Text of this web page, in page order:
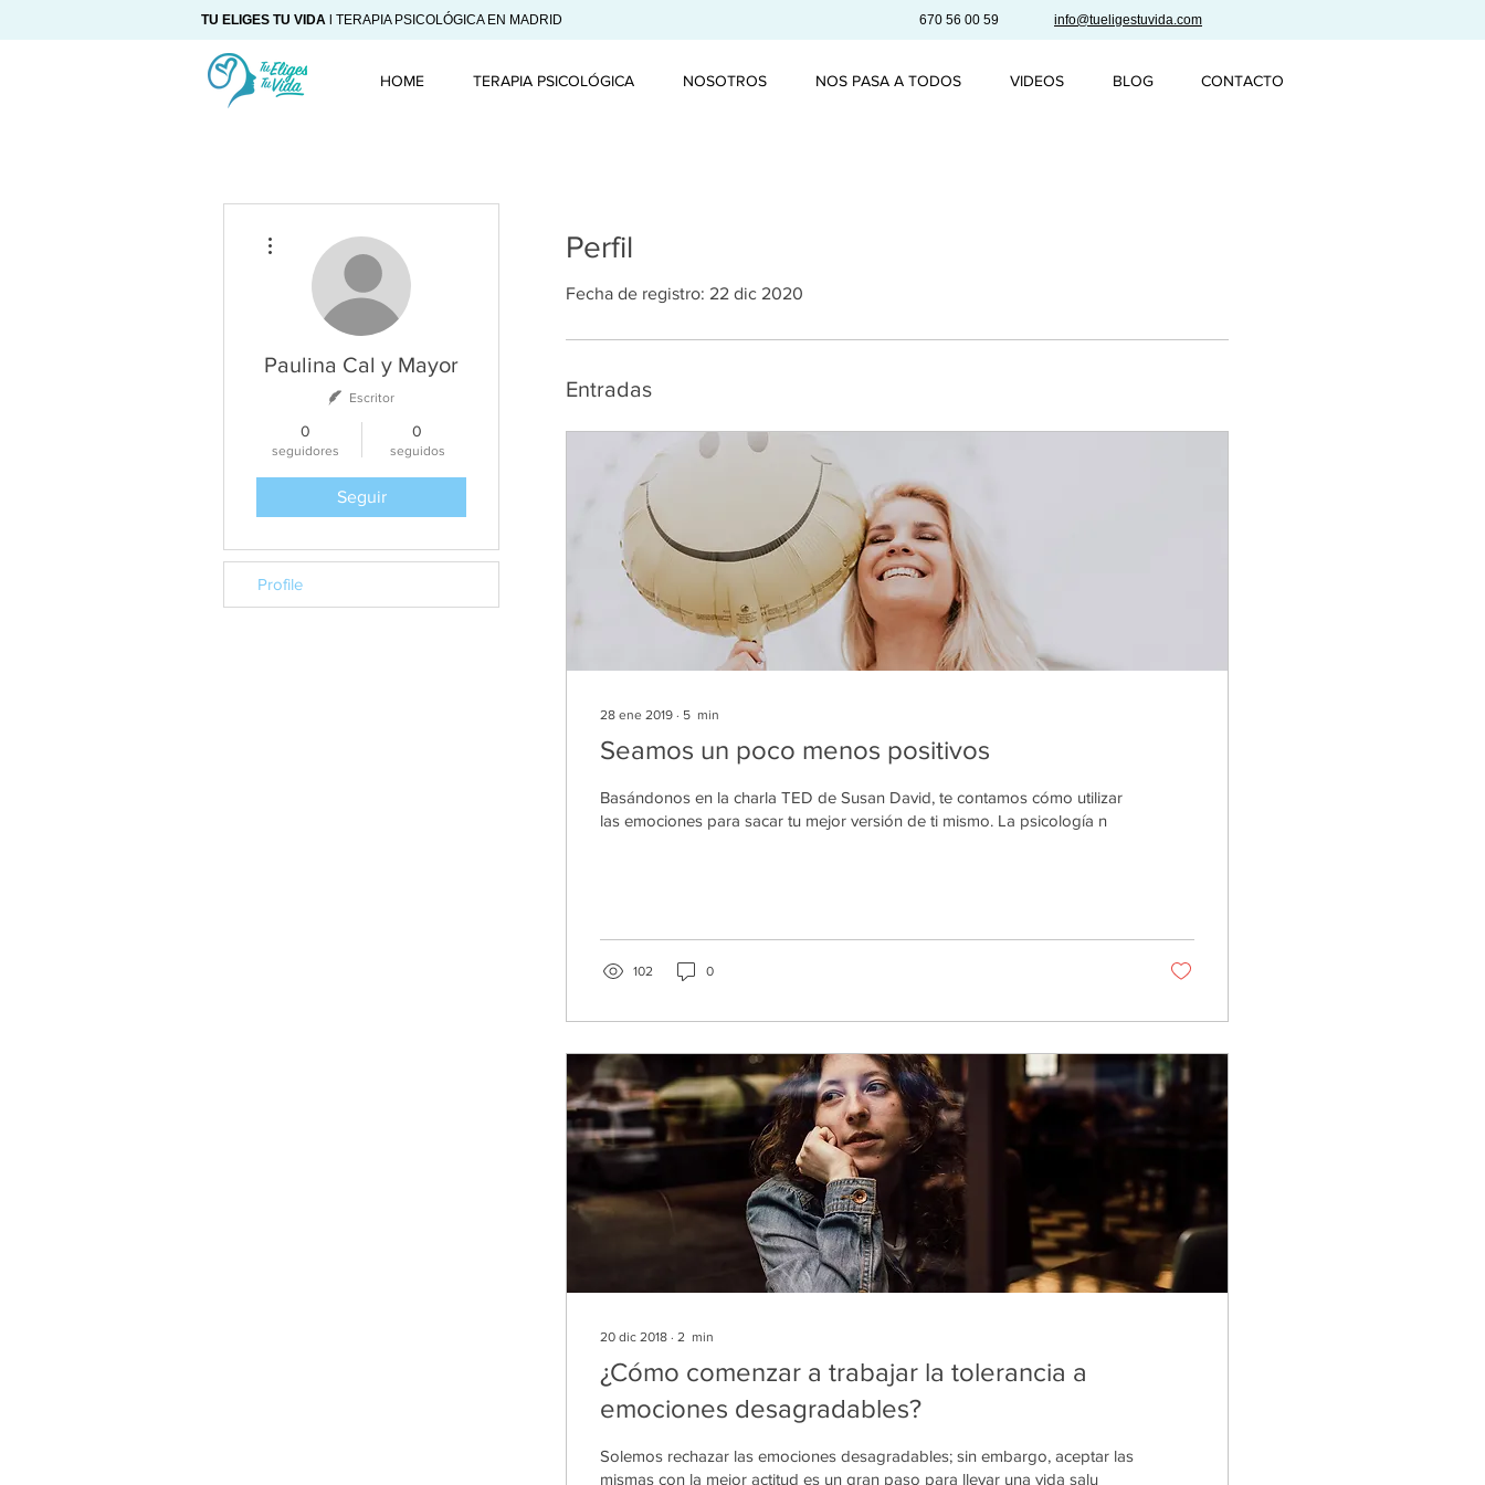
HOME TERAPIA PSICOLÓGICA NOSOTROS NOS PASA A TODOS VIDEOS BLOG CONTACTO
Perfil
Fecha de registro: 22 dic 2020
Entradas
28 ene 2019 ∙ 5 min
Seamos un poco menos positivos
Basándonos en la charla TED de Susan David, te contamos cómo utilizar
las emociones para sacar tu mejor versión de ti mismo. La psicología n
102 0
20 dic 2018 ∙ 2 min
¿Cómo comenzar a trabajar la tolerancia a
emociones desagradables?
Solemos rechazar las emociones desagradables; sin embargo, aceptar las
mismas con la mejor actitud es un gran paso para llevar una vida salu
TU ELIGES TU VIDA l TERAPIA PSICOLÓGICA EN MADRID 670 56 00 59 info@tueligestuvida.com
Paulina Cal y Mayor
Escritor
0
seguidores
0
seguidos
Seguir
Profile